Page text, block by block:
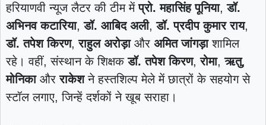
हरियाणवी न्यूज लैटर की टीम मेंप्रो. महासिंह पूनिया,डॉ.
अभिनव कटारिया,डॉ. आबिद अली,डॉ. प्रदीप कुमार राय,
डॉ. तपेश किरण,राहुल अरोड़ाऔर अमित जांगड़ाशामिल
रहे। वहीं, संस्थान के शिक्षकडॉ. तपेश किरण,रोमा,ऋतु,
मोनिकाऔरराकेशने हस्तशिल्प मेले में छात्रों के सहयोग से
स्टॉल लगाए, जिन्हें दर्शकों ने खूब सराहा।